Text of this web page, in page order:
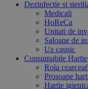
Dezinfectie si
Medicali
HoReCa
Unitati de
Saloane de
Uz casnic
Consumabile Hartie
Rola
Prosoape
Hartie